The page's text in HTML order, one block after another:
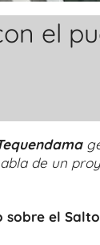
el
de un
sobre el